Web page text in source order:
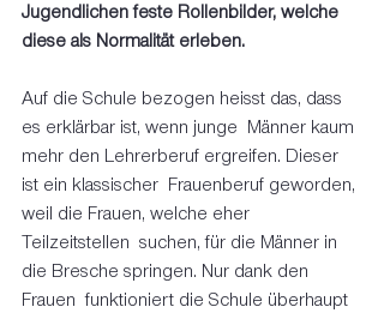
Jugendlichen feste Rollenbilder, welche
diese als Normalität erleben.
Auf die Schule bezogen heisst das, dass
es erklärbar ist, wenn junge  Männer kaum
mehr den Lehrerberuf ergreifen. Dieser
ist ein klassischer  Frauenberuf geworden,
weil die Frauen, welche eher
Teilzeitstellen  suchen, für die Männer in
die Bresche springen. Nur dank den
Frauen  funktioniert die Schule überhaupt